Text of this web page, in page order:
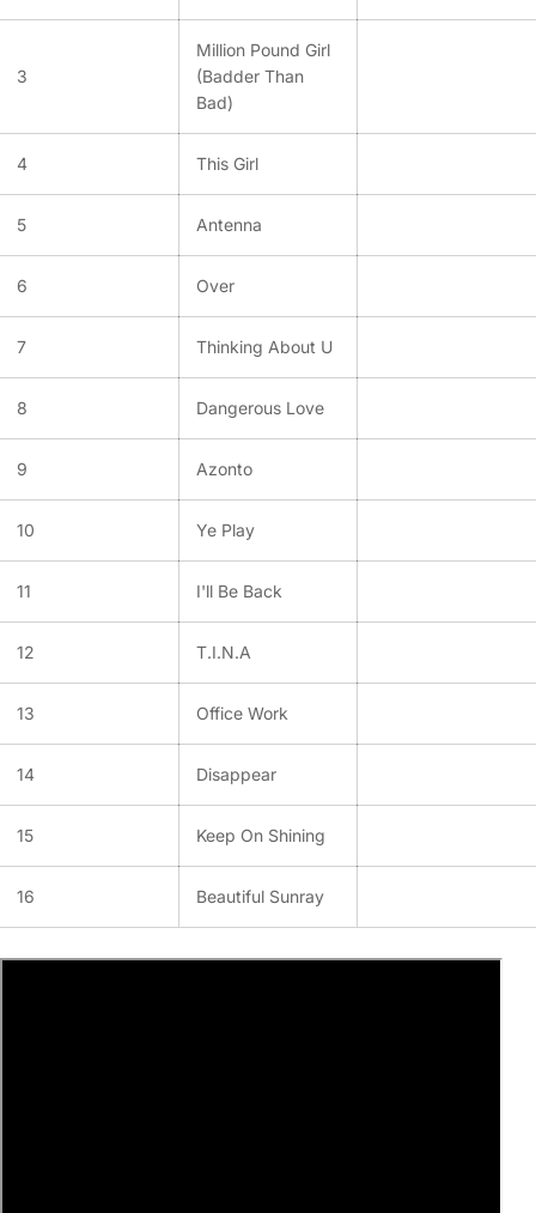
3
Million Pound Girl
(Badder Than
Bad)
4 This Girl
5 Antenna
6 Over
7 Thinking About U
8 Dangerous Love
9 Azonto
10 Ye Play
11 I'll Be Back
12 T.I.N.A
13 Office Work
14 Disappear
15 Keep On Shining
16 Beautiful Sunray